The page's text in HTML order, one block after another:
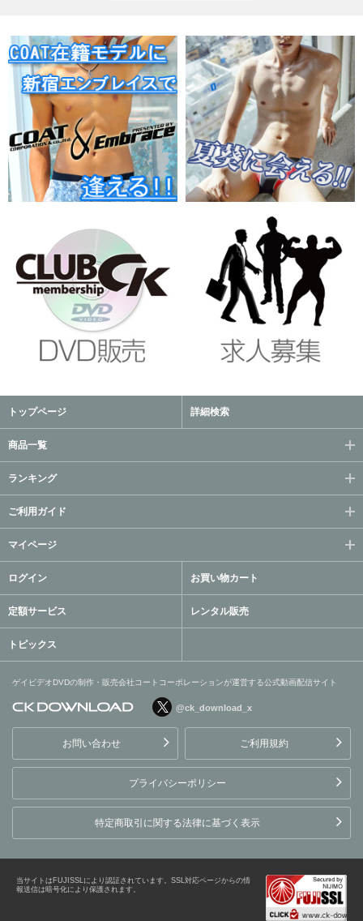
トップページ 詳細検索
商品一覧
ランキング
ご利用ガイド
マイページ
ログイン お買い物カート
定額サービス レンタル販売
トピックス
ゲイビデオDVDの制作・販売会社コートコーポレーションが運営する公式動画配信サイト
ョンが運営する公式動画配
信サイト
@ck_download_x
お問い合わせ ご利用規約
プライバシーポリシー
特定商取引に関する法律に基づく表示
当サイトはFUJISSLにより認証されています。SSL対応ページからの情
報送信は暗号化により保護されます。